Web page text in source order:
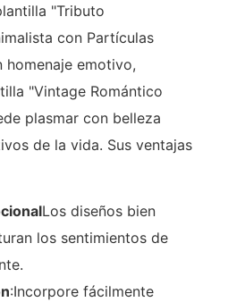
"Tributo
con Partículas
homenaje emotivo,
"Vintage Romántico
plasmar con belleza
de la vida. Sus ventajas
Los diseños bien
los sentimientos de
:Incorpore fácilmente